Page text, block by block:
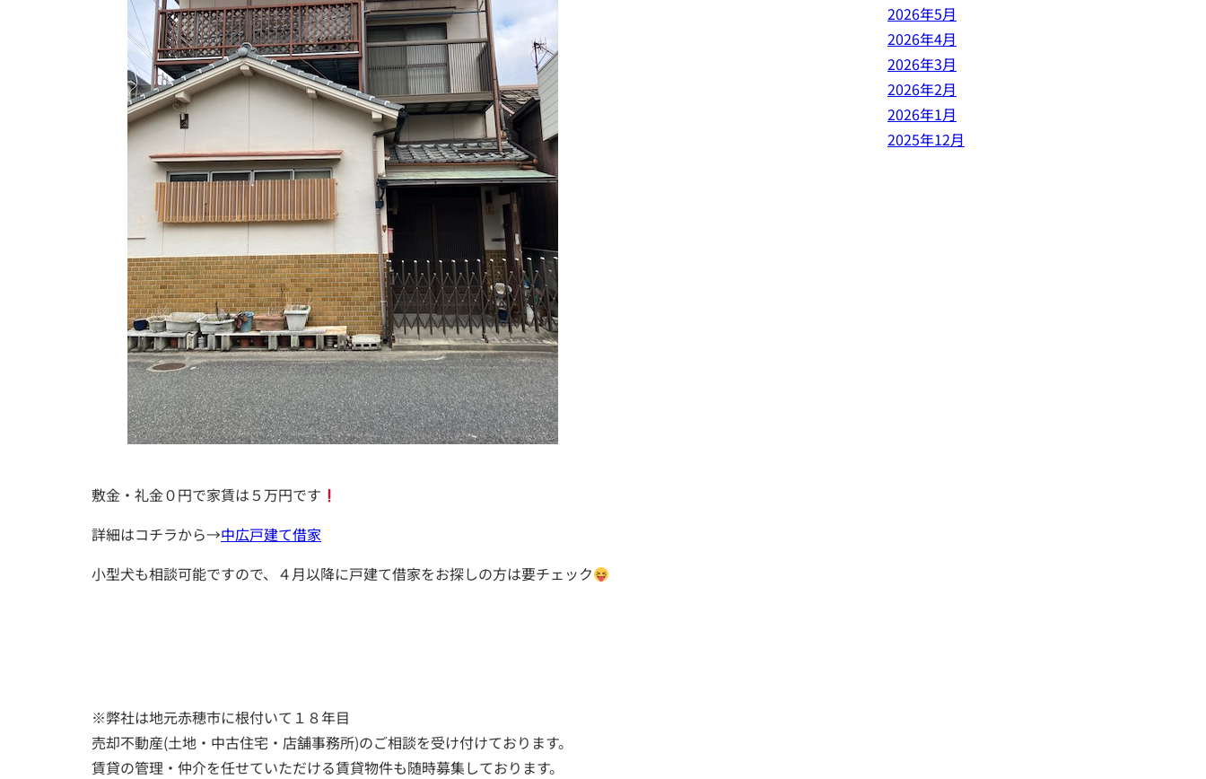
敷金・礼金０円で家賃は５万円です
詳細はコチラから→中広戸建て借家
小型犬も相談可能ですので、４月以降に戸建て借家をお探しの方は要チェック
※弊社は地元赤穂市に根付いて１８年目
売却不動産(土地・中古住宅・店舗事務所)のご相談を受け付けております。
賃貸の管理・仲介を任せていただける賃貸物件も随時募集しております。
2026年5月
2026年4月
2026年3月
2026年2月
2026年1月
2025年12月